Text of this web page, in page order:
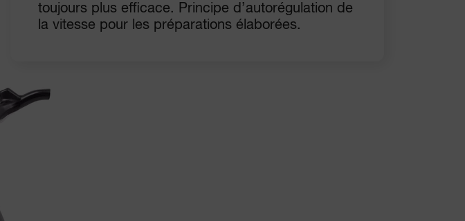
toujours plus efficace. Principe d’autorégulation de
la vitesse pour les préparations élaborées.